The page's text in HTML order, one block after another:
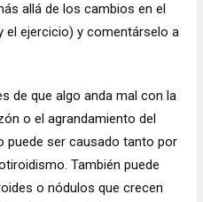
allá de los cambios en el
el ejercicio) y comentárselo a
de que algo anda mal con la
o el agrandamiento del
puede ser causado tanto por
También puede
o nódulos que crecen